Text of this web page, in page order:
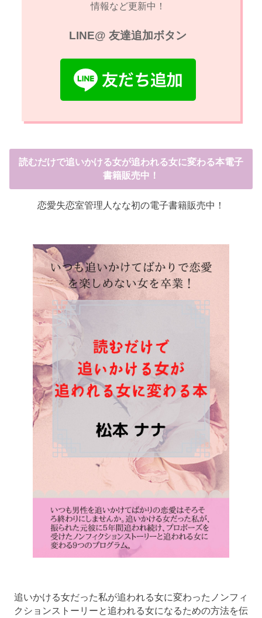
情報など更新中！
LINE@ 友達追加ボタン
読むだけで追いかける女が追われる女に変わる本電子
書籍販売中！
恋愛失恋室管理人なな初の電子書籍販売中！
追いかける女だった私が追われる女に変わったノンフィ
クションストーリーと追われる女になるための方法を伝